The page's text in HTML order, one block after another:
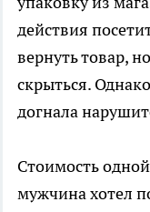
действия
вернуть товар,
скрыться.
догнала
Стоимость
мужчина хотел